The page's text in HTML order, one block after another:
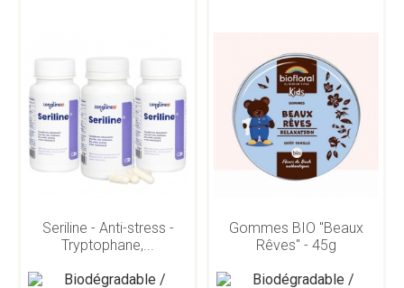
Seriline - Anti-stress -
Tryptophane,...
Gommes BIO "Beaux
Rêves" - 45g